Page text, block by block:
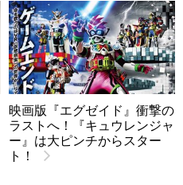
映画版『エグゼイド』衝撃の
ラストへ！『キュウレンジャ
ー』は大ピンチからスター
ト！